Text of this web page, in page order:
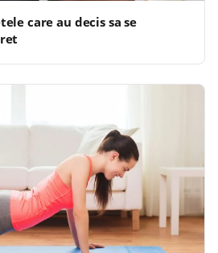
care au decis sa se